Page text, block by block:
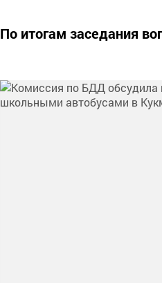
По итогам заседания